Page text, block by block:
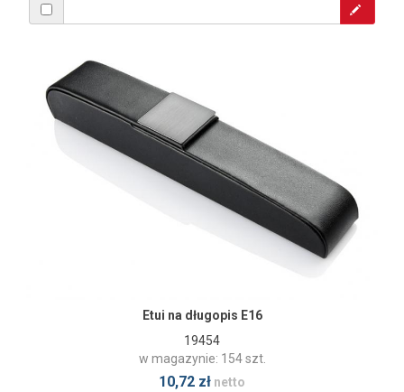
Etui na długopis E16
19454
w magazynie: 154 szt.
10,72 zł netto